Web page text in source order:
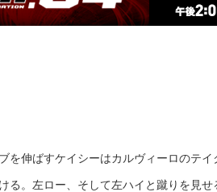
を伸ばすケイシーはカルヴィーロのテイ
る。左ロー、そして左ハイと蹴りを見せ